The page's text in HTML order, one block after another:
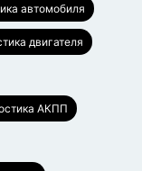
автомобиля
двигателя
АКПП